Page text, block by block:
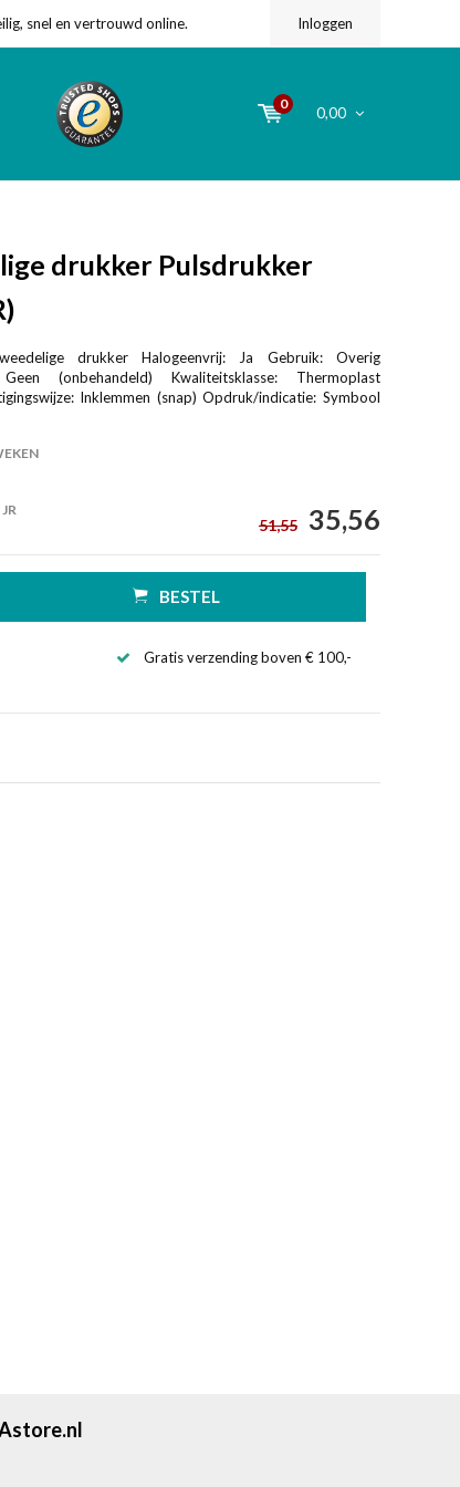
snel en vertrouwd online. Inloggen
0
0,00
drukker Pulsdrukker
drukker Halogeenvrij: Ja Gebruik: Overig
Geen (onbehandeld) Kwaliteitsklasse: Thermoplast
Inklemmen (snap) Opdruk/indicatie: Symbool
51,55 35,56
BESTEL
Gratis verzending boven € 100,-